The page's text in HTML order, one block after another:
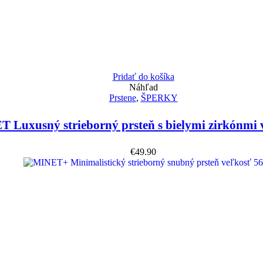
Pridať do košíka
Náhľad
Prstene, ŠPERKY
Luxusný strieborný prsteň s bielymi zirkónmi
€49.90